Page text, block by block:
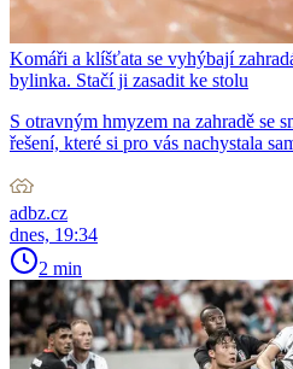
Komáři a klíšťata se vyhýbají
bylinka. Stačí ji zasadit ke stolu
S otravným hmyzem na zahradě se
řešení, které si pro vás nachystala
adbz.cz
dnes, 19:34
2 min